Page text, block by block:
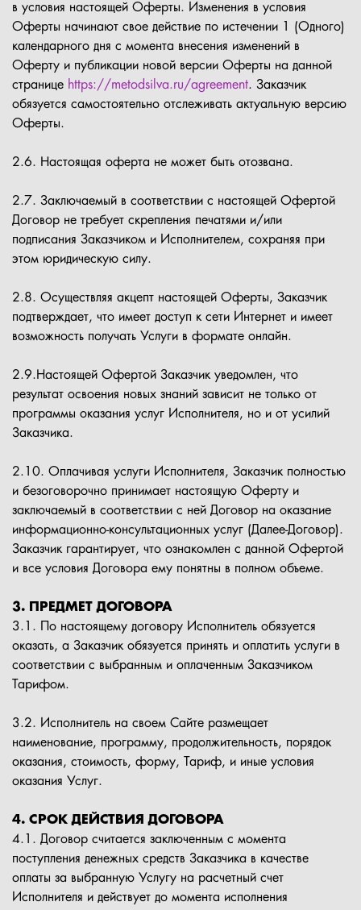
в условия настоящей Оферты. Изменения в условия
Оферты начинают свое действие по истечении 1 (Одного)
календарного дня с момента внесения изменений в
Оферту и публикации новой версии Оферты на данной
странице https://metodsilva.ru/agreement. Заказчик
обязуется самостоятельно отслеживать актуальную версию
Оферты.
2.6. Настоящая оферта не может быть отозвана.
2.7. Заключаемый в соответствии с настоящей Офертой
Договор не требует скрепления печатями и/или
подписания Заказчиком и Исполнителем, сохраняя при
этом юридическую силу.
2.8. Осуществляя акцепт настоящей Оферты, Заказчик
подтверждает, что имеет доступ к сети Интернет и имеет
возможность получать Услуги в формате онлайн.
2.9.Настоящей Офертой Заказчик уведомлен, что
результат освоения новых знаний зависит не только от
программы оказания услуг Исполнителя, но и от усилий
Заказчика.
2.10. Оплачивая услуги Исполнителя, Заказчик полностью
и безоговорочно принимает настоящую Оферту и
заключаемый в соответствии с ней Договор на оказание
информационно-консультационных услуг (Далее-Договор).
Заказчик гарантирует, что ознакомлен с данной Офертой
и все условия Договора ему понятны в полном объеме.
3. ПРЕДМЕТ ДОГОВОРА
3.1. По настоящему договору Исполнитель обязуется
оказать, а Заказчик обязуется принять и оплатить услуги в
соответствии с выбранным и оплаченным Заказчиком
Тарифом.
3.2. Исполнитель на своем Сайте размещает
наименование, программу, продолжительность, порядок
оказания, стоимость, форму, Тариф, и иные условия
оказания Услуг.
4. СРОК ДЕЙСТВИЯ ДОГОВОРА
4.1. Договор считается заключенным с момента
поступления денежных средств Заказчика в качестве
оплаты за выбранную Услугу на расчетный счет
Исполнителя и действует до момента исполнения